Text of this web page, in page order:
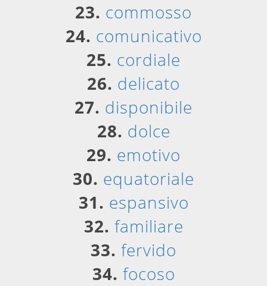
23. commosso
24. comunicativo
25. cordiale
26. delicato
27. disponibile
28. dolce
29. emotivo
30. equatoriale
31. espansivo
32. familiare
33. fervido
34. focoso